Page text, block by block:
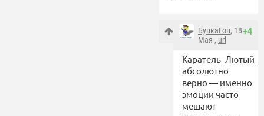
+4
БупкаГоп, 18
Мая , url
абсолютно
верно — именно
эмоции часто
мешают